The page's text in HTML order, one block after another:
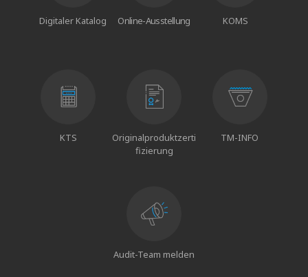
Digitaler Katalog Online-Ausstellung KOMS
KTS
Originalproduktzerti
fizierung
TM-INFO
Audit-Team melden